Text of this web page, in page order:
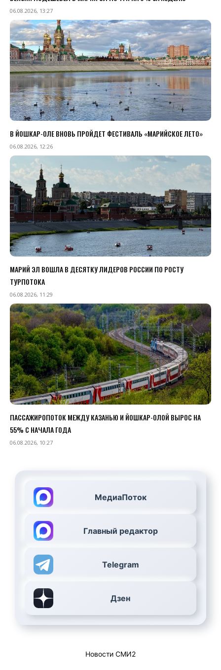
06.08.2026, 13:27
В ЙОШКАР-ОЛЕ ВНОВЬ ПРОЙДЕТ ФЕСТИВАЛЬ «МАРИЙСКОЕ ЛЕТО»
06.08.2026, 12:26
МАРИЙ ЭЛ ВОШЛА В ДЕСЯТКУ ЛИДЕРОВ РОССИИ ПО РОСТУ
ТУРПОТОКА
06.08.2026, 11:29
ПАССАЖИРОПОТОК МЕЖДУ КАЗАНЬЮ И ЙОШКАР-ОЛОЙ ВЫРОС НА
55% С НАЧАЛА ГОДА
06.08.2026, 10:27
МедиаПоток
Главный редактор
Telegram
Дзен
Новости СМИ2